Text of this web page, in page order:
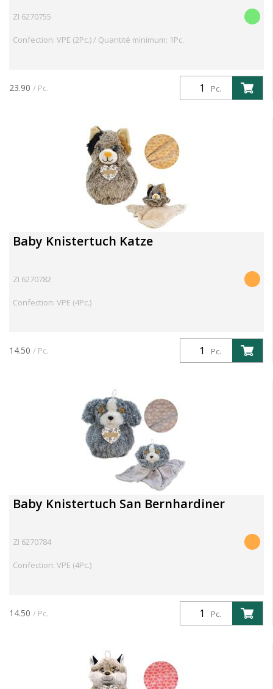
ZI 6270755
Confection: VPE (2Pc.) / Quantité minimum: 1Pc.
Pc.
23.90 / Pc.
Baby Knistertuch Katze
ZI 6270782
Confection: VPE (4Pc.)
Pc.
14.50 / Pc.
Baby Knistertuch San Bernhardiner
ZI 6270784
Confection: VPE (4Pc.)
Pc.
14.50 / Pc.